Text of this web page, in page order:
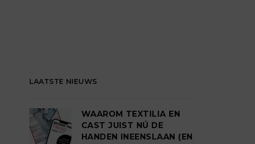
LAATSTE NIEUWS
WAAROM TEXTILIA EN
CAST JUIST NÚ DE
HANDEN INEENSLAAN (EN